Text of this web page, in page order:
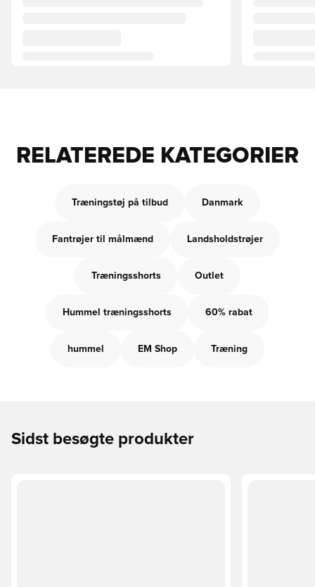
RELATEREDE KATEGORIER
Træningstøj på tilbud Danmark
Fantrøjer til målmænd Landsholdstrøjer
Træningsshorts Outlet
Hummel træningsshorts 60% rabat
hummel EM Shop Træning
Sidst besøgte produkter